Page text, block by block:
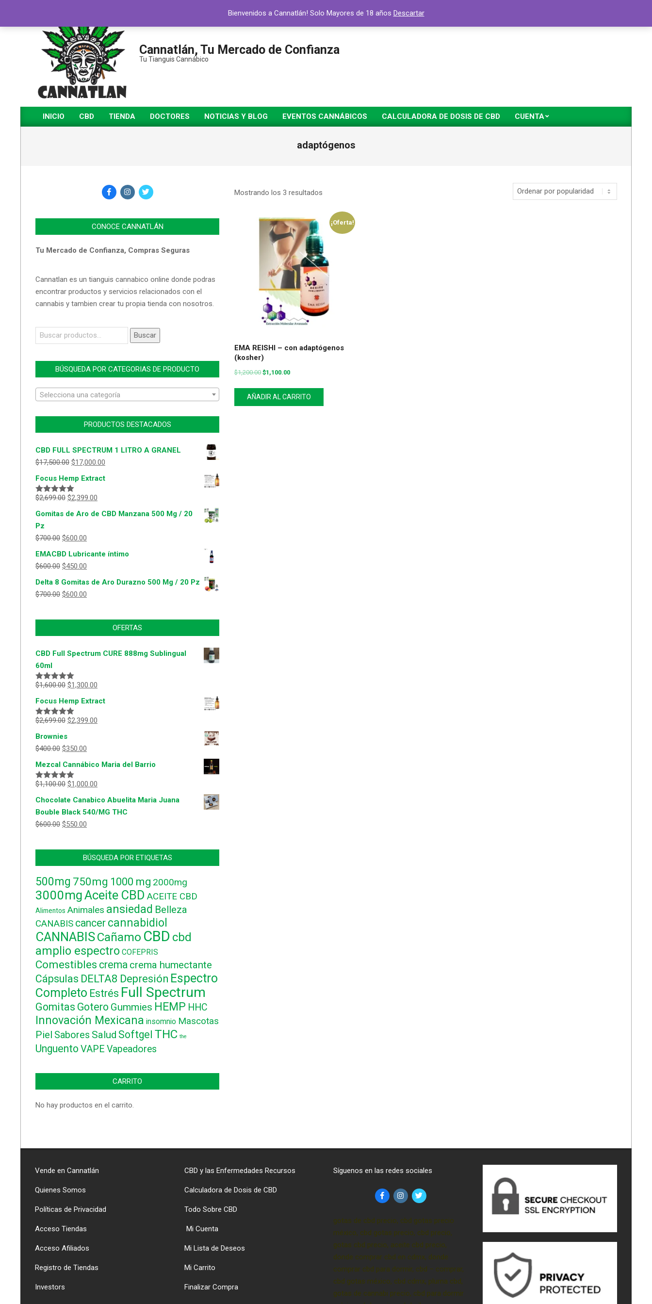
contenido
Cannatlán, Tu Mercado de Confianza
Tu Tianguis Cannábico
Menú
INICIO CBD TIENDA DOCTORES NOTICIAS Y BLOG EVENTOS CANNÁBICOS CALCULADORA DE DOSIS DE CBD CUENTA
adaptógenos
Mostrando los 3 resultados
¡Oferta!
EMA REISHI – con adaptógenos
(kosher)
$1,200.00 $1,100.00
AÑADIR AL CARRITO
CONOCE CANNATLÁN
Tu Mercado de Confianza, Compras Seguras
Cannatlan es un tianguis cannabico online donde podras
encontrar productos y servicios relacionados con el
cannabis y tambien crear tu propia tienda con nosotros.
Buscar
por:
Buscar
BÚSQUEDA POR CATEGORIAS DE PRODUCTO
Selecciona una categoría
PRODUCTOS DESTACADOS
CBD FULL SPECTRUM 1 LITRO A GRANEL
$17,500.00 $17,000.00
Focus Hemp Extract
Valorado
5
$2,699.00 $2,399.00
Gomitas de Aro de CBD Manzana 500 Mg / 20
Pz
$700.00 $600.00
EMACBD Lubricante íntimo
$600.00 $450.00
Delta 8 Gomitas de Aro Durazno 500 Mg / 20 Pz
$700.00 $600.00
OFERTAS
CBD Full Spectrum CURE 888mg Sublingual
60ml
Valorado
5
$1,600.00 $1,300.00
Focus Hemp Extract
Valorado
5
$2,699.00 $2,399.00
Brownies
$400.00 $350.00
Mezcal Cannábico Maria del Barrio
Valorado
5
$1,100.00 $1,000.00
Chocolate Canabico Abuelita Maria Juana
Bouble Black 540/MG THC
$600.00 $550.00
BÚSQUEDA POR ETIQUETAS
500mg 750mg 1000 mg 2000mg
3000mgAceite CBD ACEITE CBD
Alimentos Animales ansiedad Belleza
CANABIS cancer cannabidiol
CANNABISCañamo CBD cbd
amplio espectro COFEPRIS
Comestibles crema crema humectante
Cápsulas DELTA8 Depresión Espectro
Completo Estrés Full Spectrum
Gomitas Gotero Gummies HEMP HHC
Innovación Mexicana insomnio Mascotas
Piel Sabores Salud Softgel THC the
Unguento VAPE Vapeadores
CARRITO
No hay productos en el carrito.
Vende en Cannatlán
Quienes Somos
Políticas de Privacidad
Acceso Tiendas
Acceso Afiliados
Registro de Tiendas
Investors
CBD y las Enfermedades Recursos
Calculadora de Dosis de CBD
Todo Sobre CBD
Mi Cuenta
Mi Lista de Deseos
Mi Carrito
Finalizar Compra
Síguenos en las redes sociales
gotas de cbd precio, cbd gotas precio
méxico, cbd gotas precio, cbd precio,
gotas cbd precio, aceite cbd precio,
donde comprar cbd en cdmx, donde
comprar cbd para dormir, cbd – comprar,
cbd gotas méxico, cbd cdmx, pluma cbd,
gotas de cannabi precio, cbd para dormir
Bienvenidos a Cannatlán! Solo Mayores de 18 años Descartar